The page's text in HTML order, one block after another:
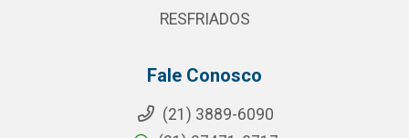
RESFRIADOS
Fale Conosco
(21) 3889-6090